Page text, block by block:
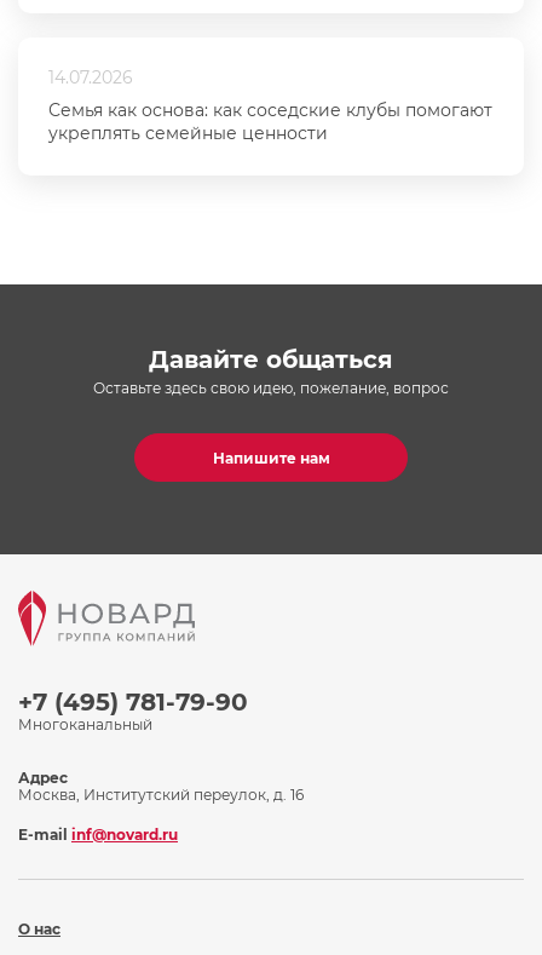
14.07.2026
Семья как основа: как соседские клубы помогают
укреплять семейные ценности
Давайте общаться
Оставьте здесь свою идею, пожелание, вопрос
Напишите нам
+7 (495) 781-79-90
Многоканальный
О нас
Адрес
Москва, Институтский переулок, д. 16
E-mail inf@novard.ru